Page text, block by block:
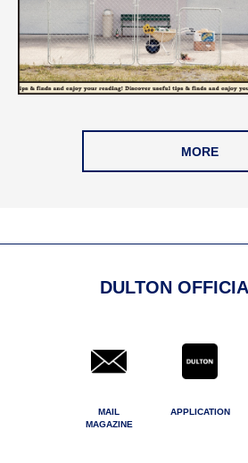
MORE
DULTON
MAIL
MAGAZINE
APPLICATION